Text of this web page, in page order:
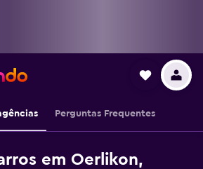
Perguntas Frequentes
em Oerlikon,